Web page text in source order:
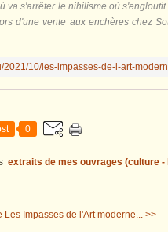
va s'arrêter le nihilisme où
d'une vente aux enchères chez
2021/10/les-impasses-de-l-art-
0
extraits de mes ouvrages (culture
Les Impasses de l'Art moderne... >>